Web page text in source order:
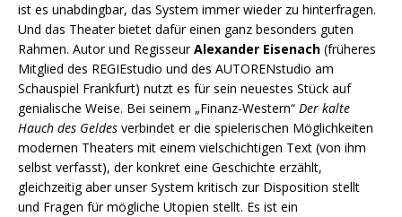
ist es unabdingbar, das System immer wieder zu hinterfragen.
Und das Theater bietet dafür einen ganz besonders guten
Rahmen. Autor und RegisseurAlexander Eisenach (früheres
Mitglied des REGIEstudio und des AUTORENstudio am
Schauspiel Frankfurt) nutzt es für sein neuestes Stück auf
genialische Weise. Bei seinem „Finanz-Western“ Der kalte
Hauch des Geldes verbindet er die spielerischen Möglichkeiten
modernen Theaters mit einem vielschichtigen Text (von ihm
selbst verfasst), der konkret eine Geschichte erzählt,
gleichzeitig aber unser System kritisch zur Disposition stellt
und Fragen für mögliche Utopien stellt. Es ist ein